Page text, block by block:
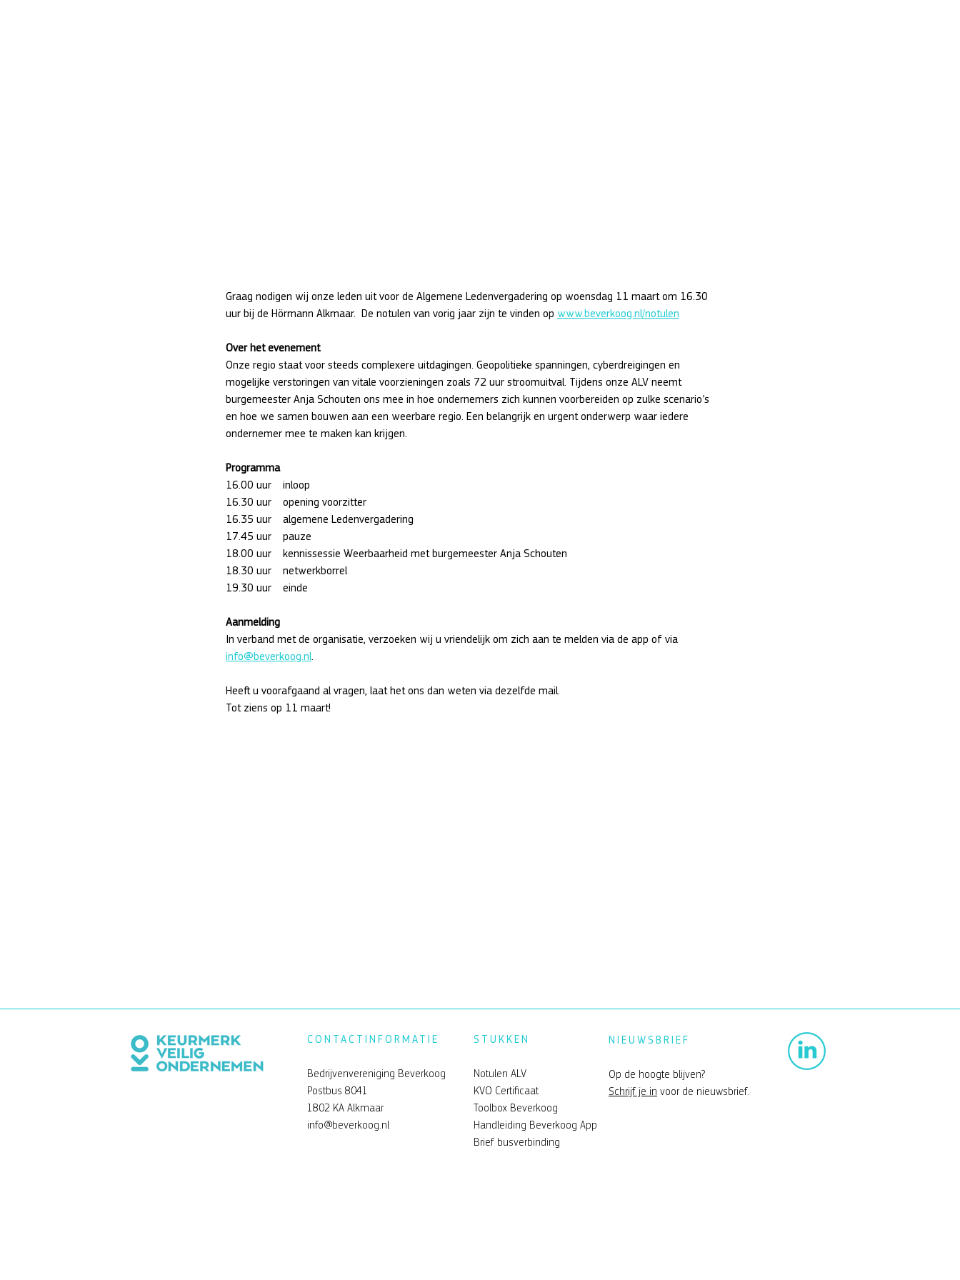
Graag nodigen wij onze leden uit voor de Algemene Ledenvergadering op woensdag 11 maart om 16.30
uur bij de Hörmann Alkmaar.  De notulen van vorig jaar zijn te vinden op www.beverkoog.nl/notulen
Over het evenement
Onze regio staat voor steeds complexere uitdagingen. Geopolitieke spanningen, cyberdreigingen en
mogelijke verstoringen van vitale voorzieningen zoals 72 uur stroomuitval. Tijdens onze ALV neemt
burgemeester Anja Schouten ons mee in hoe ondernemers zich kunnen voorbereiden op zulke scenario’s
en hoe we samen bouwen aan een weerbare regio. Een belangrijk en urgent onderwerp waar iedere
ondernemer mee te maken kan krijgen.
Programma
16.00 uur	inloop
16.30 uur	opening voorzitter
16.35 uur	algemene Ledenvergadering
17.45 uur	pauze
18.00 uur	kennissessie Weerbaarheid met burgemeester Anja Schouten
18.30 uur	netwerkborrel
19.30 uur	einde
Aanmelding
In verband met de organisatie, verzoeken wij u vriendelijk om zich aan te melden via de app of via
info@beverkoog.nl.
Heeft u voorafgaand al vragen, laat het ons dan weten via dezelfde mail.
Tot ziens op 11 maart!
Een andere kijk op de Beverkoog Feelgood zomerfeest Beverkoog
CONTACTINFORMATIE
Bedrijvenvereniging Beverkoog
Postbus 8041
1802 KA Alkmaar
info@beverkoog.nl
STUKKEN
Notulen ALV
KVO Certificaat
Toolbox Beverkoog
Handleiding Beverkoog App
Brief busverbinding
NIEUWSBRIEF
Op de hoogte blijven?
Schrijf je in voor de nieuwsbrief.